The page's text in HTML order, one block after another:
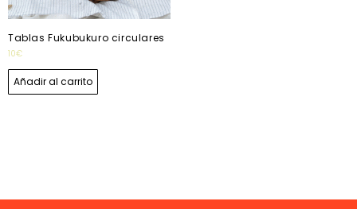
Tablas Fukubukuro circulares
10€
Añadir al carrito